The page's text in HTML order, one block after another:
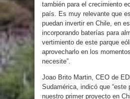
también para el crecimiento
país. Es muy relevante que
puedan invertir en Chile, en
incorporando baterías para
vertimiento de este parque
aprovecharlo en los
necesite”.
Joao Brito Martin, CEO de
Sudamérica, indicó que “este
nuestro primer proyecto en